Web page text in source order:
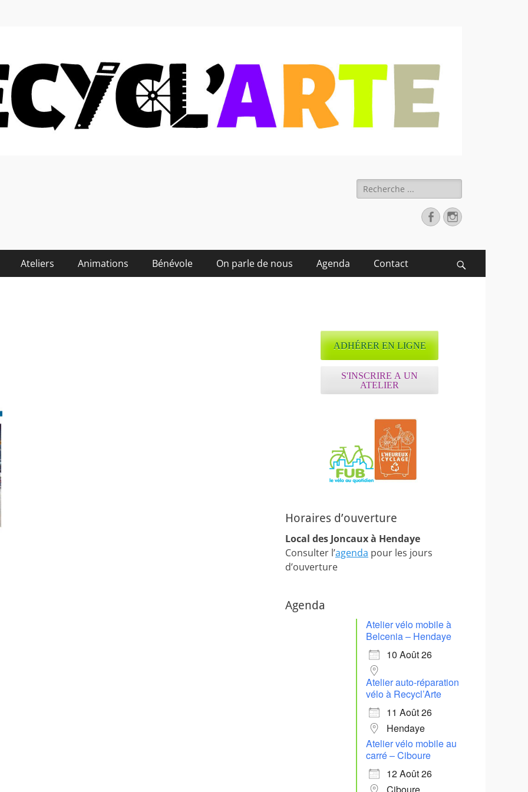
Rechercher :
FacebookInstagram
Ateliers Animations Bénévole On parle de nous Agenda Contact
ADHÉRER EN LIGNE
S'INSCRIRE A UN
ATELIER
Horaires d’ouverture
Local des Joncaux à Hendaye
Consulter l’agenda pour les jours
d’ouverture
Agenda
Atelier vélo mobile à
Belcenia – Hendaye
10 Août 26
Atelier auto-réparation
vélo à Recycl’Arte
11 Août 26
Hendaye
Atelier vélo mobile au
carré – Ciboure
12 Août 26